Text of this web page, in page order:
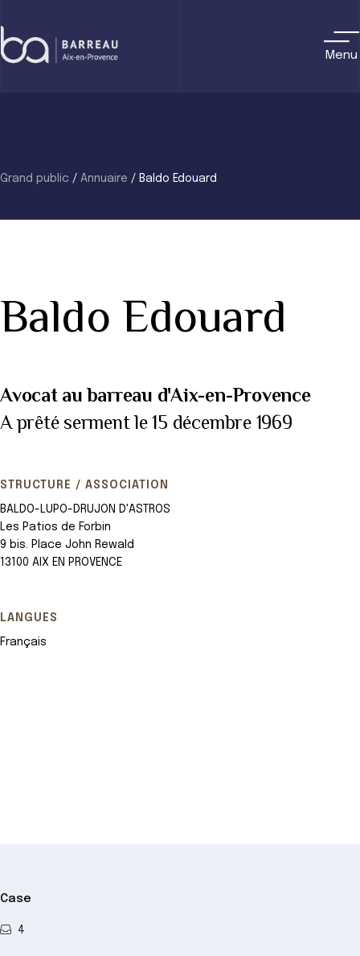
to
content
Menu
Grand public / Annuaire / Baldo Edouard
Baldo Edouard
Avocat au barreau d'Aix-en-Provence
A prêté serment le 15 décembre 1969
STRUCTURE / ASSOCIATION
BALDO-LUPO-DRUJON D'ASTROS
Les Patios de Forbin
9 bis. Place John Rewald
13100 AIX EN PROVENCE
LANGUES
Français
Case
4